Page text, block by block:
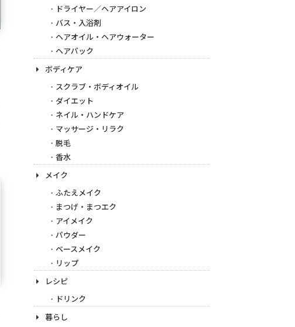
ドライヤー／ヘアアイロン
バス・入浴剤
ヘアオイル・ヘアウォーター
ヘアパック
ボディケア
スクラブ・ボディオイル
ダイエット
ネイル・ハンドケア
マッサージ・リラク
脱毛
香水
メイク
ふたえメイク
まつげ・まつエク
アイメイク
パウダー
ベースメイク
リップ
レシピ
ドリンク
暮らし